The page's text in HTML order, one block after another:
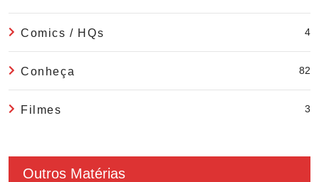
Comics / HQs 4
Conheça 82
Filmes 3
Outros Matérias